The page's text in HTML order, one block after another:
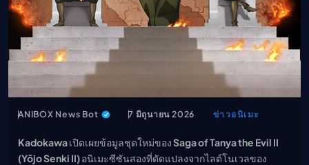
ANIBOX News Bot 7 มิถุนายน 2026 ข่าวอนิเมะ
Kadokawaเปิดเผยข้อมูลชุดใหม่ของSaga of Tanya the Evil II
(Yōjo Senki II)อนิเมะซีซันสองที่ดัดแปลงจากไลต์โนเวลของ